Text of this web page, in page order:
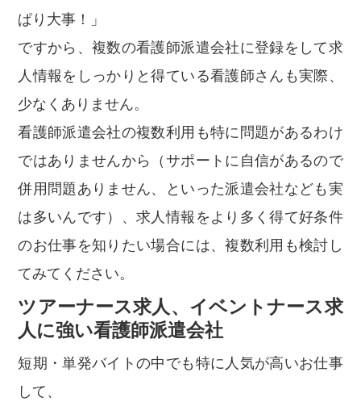
ぱり大事！」
ですから、複数の看護師派遣会社に登録をして求
人情報をしっかりと得ている看護師さんも実際、
少なくありません。
看護師派遣会社の複数利用も特に問題があるわけ
ではありませんから（サポートに自信があるので
併用問題ありません、といった派遣会社なども実
は多いんです）、求人情報をより多く得て好条件
のお仕事を知りたい場合には、複数利用も検討し
てみてください。
ツアーナース求人、イベントナース求
人に強い看護師派遣会社
短期・単発バイトの中でも特に人気が高いお仕事
して、